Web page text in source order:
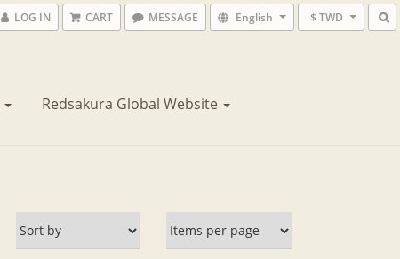
LOG IN CART MESSAGE English $ TWD
Redsakura Global Website